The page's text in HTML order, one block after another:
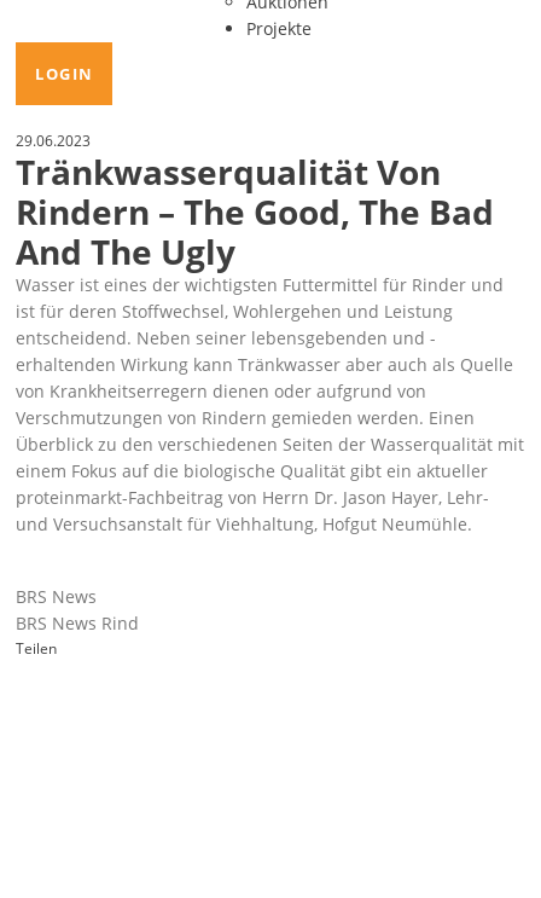
Projekte
LOGIN
29.06.2023
Tränkwasserqualität Von
Rindern – The Good, The Bad
And The Ugly
Wasser ist eines der wichtigsten Futtermittel für Rinder und
ist für deren Stoffwechsel, Wohlergehen und Leistung
entscheidend. Neben seiner lebensgebenden und -
erhaltenden Wirkung kann Tränkwasser aber auch als Quelle
von Krankheitserregern dienen oder aufgrund von
Verschmutzungen von Rindern gemieden werden. Einen
Überblick zu den verschiedenen Seiten der Wasserqualität mit
einem Fokus auf die biologische Qualität gibt ein aktueller
proteinmarkt-Fachbeitrag von Herrn Dr. Jason Hayer, Lehr-
und Versuchsanstalt für Viehhaltung, Hofgut Neumühle.
BRS News
BRS News Rind
Teilen